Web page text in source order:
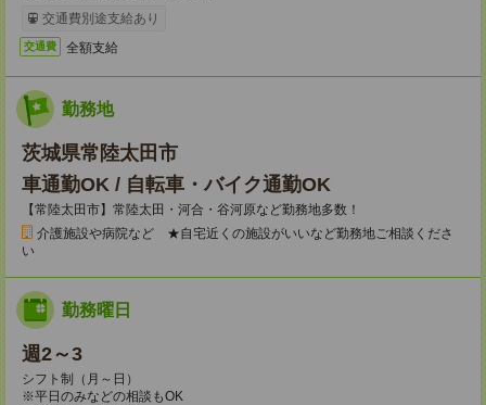
交通費別途支給あり
交通費 全額支給
勤務地
茨城県常陸太田市
車通勤OK / 自転車・バイク通勤OK
【常陸太田市】常陸太田・河合・谷河原など勤務地多数！
介護施設や病院など ★自宅近くの施設がいいなど勤務地ご相談くださ
い
勤務曜日
週2～3
シフト制（月～日）
※平日のみなどの相談もOK